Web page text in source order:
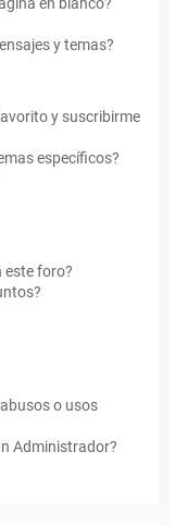
y temas?
y suscribirme
específicos?
este foro?
o usos
Administrador?